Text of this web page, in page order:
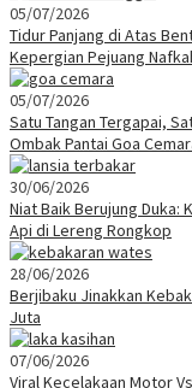
05/07/2026
Tidur Panjang di Atas
Kepergian Pejuang
05/07/2026
Satu Tangan Tergapai,
Ombak Pantai Goa
30/06/2026
Niat Baik Berujung Duka:
Api di Lereng Rongkop
28/06/2026
Berjibaku Jinakkan
Juta
07/06/2026
Viral Kecelakaan Motor